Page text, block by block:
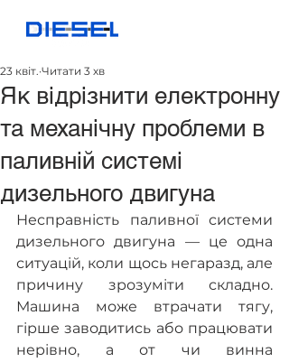
Як відрізнити електронну
та механічну проблеми в
паливній системі
дизельного двигуна
23 квіт. Читати 3 хв
Несправність паливної системи
дизельного двигуна — це одна
ситуацій, коли щось негаразд, але
причину зрозуміти складно.
Машина може втрачати тягу,
гірше заводитись або працювати
нерівно, а от чи винна